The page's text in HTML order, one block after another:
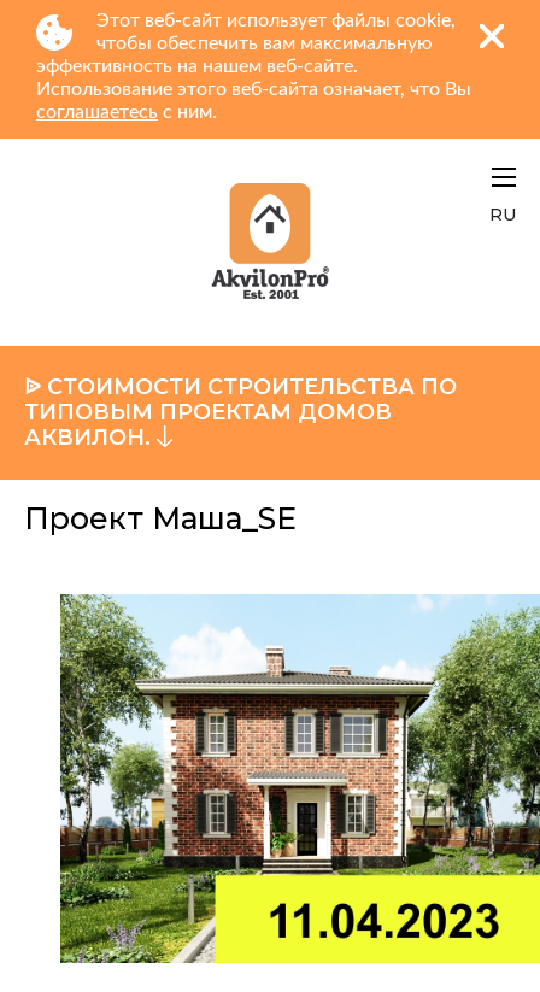
Этот веб-сайт использует файлы cookie,
чтобы обеспечить вам максимальную
эффективность на нашем веб-сайте.
Использование этого веб-сайта означает, что Вы
соглашаетесь с ним.
RU
ᐉ СТОИМОСТИ СТРОИТЕЛЬСТВА ПО
ТИПОВЫМ ПРОЕКТАМ ДОМОВ
АКВИЛОН.
Проект Маша_SE